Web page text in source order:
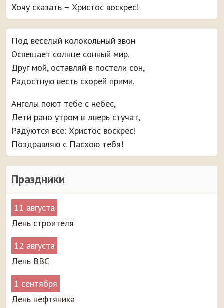
Праздники
11 августа
День строителя
12 августа
День ВВС
1 сентября
День нефтяника
Хочу сказать – Христос воскрес!
Под веселый колокольный звон
Освещает солнце сонный мир.
Друг мой, оставляй в постели сон,
Радостную весть скорей прими.
Ангелы поют тебе с небес,
Дети рано утром в дверь стучат,
Радуются все: Христос воскрес!
Поздравляю с Пасхою тебя!